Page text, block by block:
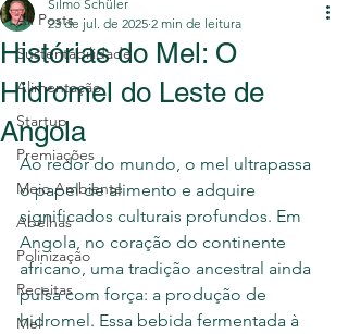
All Posts
Sustentabilidade
Alimentação
Startup
Premiações
Meio Ambiente
Abelhas
Polinização
Receitas
Mel
Histórias do Mel: O
Hidromel do Leste de
Angola
Silmo Schüler
23 de jul. de 2025 2 min de leitura
Ao redor do mundo, o mel ultrapassa
o papel de alimento e adquire
significados culturais profundos. Em
Angola, no coração do continente
africano, uma tradição ancestral ainda
pulsa com força: a produção de
hidromel. Essa bebida fermentada à